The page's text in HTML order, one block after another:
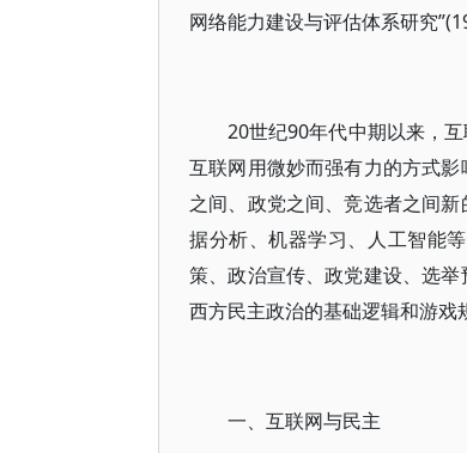
网络能力建设与评估体系研究
20世纪90年代中期以来，
互联网用微妙而强有力的方式
之间、政党之间、竞选者之间
据分析、机器学习、人工智能
策、政治宣传、政党建设、选
西方民主政治的基础逻辑和游戏
一、互联网与民主